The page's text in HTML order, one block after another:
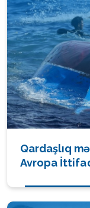
Qardaşlıq
Avropa